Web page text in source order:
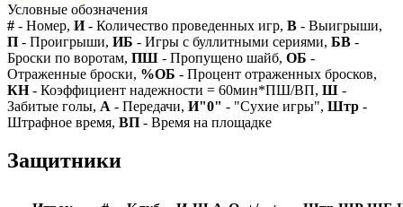
Условные обозначения
# - Номер, И- Количество проведенных игр, В - Выигрыши,
П - Проигрыши, ИБ - Игры с буллитными сериями, БВ -
Броски по воротам, ПШ - Пропущено шайб, ОБ -
Отраженные броски, %ОБ - Процент отраженных бросков,
КН- Коэффициент надежности = 60мин*ПШ/ВП, Ш -
Забитые голы, А - Передачи, И"0" - "Сухие игры", Штр -
Штрафное время, ВП - Время на площадке
Защитники